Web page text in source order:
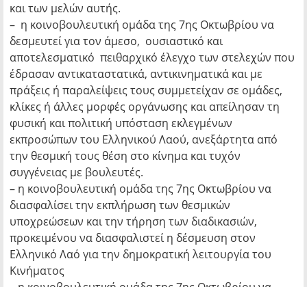
και των μελών αυτής.
– η κοινοβουλευτική ομάδα της 7ης Οκτωβρίου να
δεσμευτεί για τον άμεσο, ουσιαστικό και
αποτελεσματικό πειθαρχικό έλεγχο των στελεχών που
έδρασαν αντικαταστατικά, αντικινηματικά και με
πράξεις ή παραλείψεις τους συμμετείχαν σε ομάδες,
κλίκες ή άλλες μορφές οργάνωσης και απείλησαν τη
φυσική και πολιτική υπόσταση εκλεγμένων
εκπροσώπων του Ελληνικού Λαού, ανεξάρτητα από
την θεσμική τους θέση στο κίνημα και τυχόν
συγγένειας με βουλευτές.
– η κοινοβουλευτική ομάδα της 7ης Οκτωβρίου να
διασφαλίσει την εκπλήρωση των θεσμικών
υποχρεώσεων και την τήρηση των διαδικασιών,
προκειμένου να διασφαλιστεί η δέσμευση στον
Ελληνικό Λαό για την δημοκρατική λειτουργία του
Κινήματος